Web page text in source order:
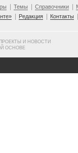
Темы Справочники
Редакция Контакты
И НОВОСТИ
ОСНОВЕ